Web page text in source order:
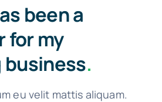
been a
for my
.
eu velit mattis aliquam.